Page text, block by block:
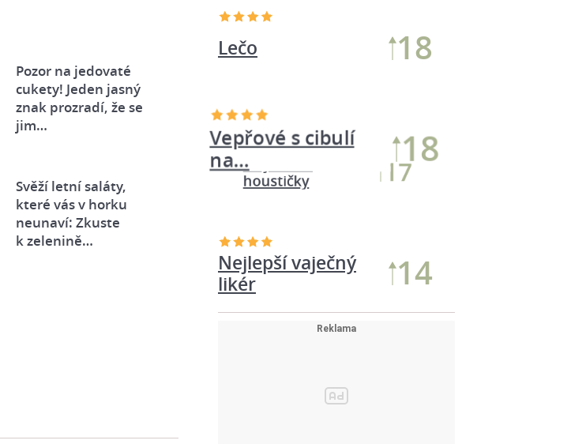
Pozor na jedovaté
cukety! Jeden jasný
znak prozradí, že se
jim…
Svěží letní saláty,
které vás v horku
neunaví: Zkuste
k zelenině…
Majolkové
Vepřové s cibulí
na…
Lečo 18
Nejlepší vaječný
likér
14